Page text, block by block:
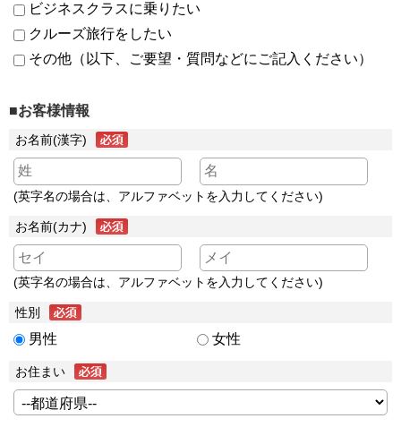
ビジネスクラスに乗りたい
クルーズ旅行をしたい
その他（以下、ご要望・質問などにご記入ください）
■お客様情報
お名前(漢字)
(英字名の場合は、アルファベットを入力してください)
お名前(カナ)
(英字名の場合は、アルファベットを入力してください)
性別
男性 女性
お住まい